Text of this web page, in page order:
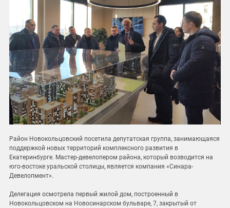
Район Новокольцовский посетила депутатская группа, занимающаяся
поддержкой новых территорий комплексного развития в
Екатеринбурге. Мастер-девелопером района, который возводится на
юго-востоке уральской столицы, является компания «Синара-
Девелопмент».
Делегация осмотрела первый жилой дом, построенный в
Новокольцовском на Новосинарском бульваре, 7, закрытый от